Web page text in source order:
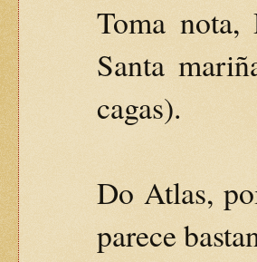
Toma
Santa
cagas).
Do Atlas,
parece